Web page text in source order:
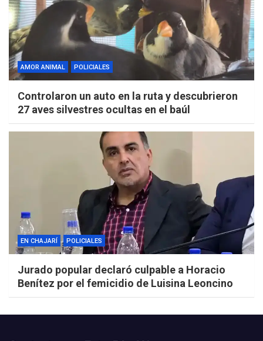
AMOR ANIMAL POLICIALES
Controlaron un auto en la ruta y descubrieron
27 aves silvestres ocultas en el baúl
EN CHAJARÍ POLICIALES
Jurado popular declaró culpable a Horacio
Benítez por el femicidio de Luisina Leoncino